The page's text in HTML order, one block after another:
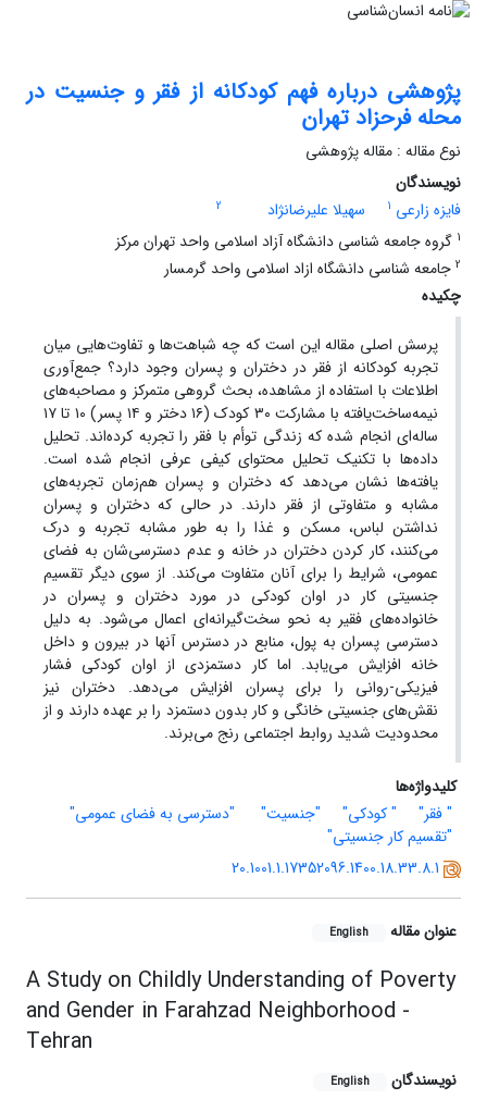
پژوهشی درباره فهم کودکانه از فقر و جنسیت در
محله فرحزاد تهران
نوع مقاله : مقاله پژوهشی
نویسندگان
فایزه زارعی 1 سهیلا علیرضانژاد
2
1 گروه جامعه شناسی دانشگاه آزاد اسلامی واحد تهران مرکز
2 جامعه شناسی دانشگاه ازاد اسلامی واحد گرمسار
چکیده
پرسش اصلی مقاله این است که چه شباهت‌ها و تفاوت‌هایی میان
تجربه کودکانه از فقر در دختران و پسران وجود دارد؟ جمع‌آوری
اطلاعات با استفاده از مشاهده، بحث گروهی متمرکز و مصاحبه‌های
نیمه‌ساخت‌یافته با مشارکت ۳۰ کودک (۱۶ دختر و ۱۴ پسر) ۱۰ تا ۱۷
ساله‌ای انجام شده که زندگی توأم با فقر را تجربه کرده‌اند. تحلیل
داده‌ها با تکنیک تحلیل محتوای کیفی عرفی انجام شده ‌است.
یافته‌ها نشان می‌دهد که دختران و پسران هم‌زمان تجربه‌‌های
مشابه و متفاوتی از فقر دارند. در حالی که دختران و پسران
نداشتن لباس، مسکن و غذا را به طور مشابه تجربه و درک
می‌کنند، کار کردن دختران در خانه و عدم دسترسی‌شان به فضای
عمومی، شرایط را برای آنان متفاوت می‌کند. از سوی دیگر تقسیم
جنسیتی کار در اوان کودکی در مورد دختران و پسران در
خانواده‌های فقیر به نحو سخت‌گیرانه‌ای اعمال می‌شود. به دلیل
دسترسی پسران به پول، منابع در دسترس آنها در بیرون و داخل
خانه افزایش می‌یابد. اما کار دستمزدی از اوان کودکی فشار
فیزیکی-روانی را برای پسران افزایش می‌دهد. دختران نیز
نقش‌های جنسیتی خانگی و کار بدون دستمزد را بر عهده دارند و از
محدودیت شدید روابط اجتماعی رنج می‌برند.
کلیدواژه‌ها
" فقر"
" کودکی" "جنسیت"
‌ "دسترسی به فضای عمومی"
"تقسیم کار جنسیتی"
20.1001.1.17352096.1400.18.33.8.1
عنوان مقاله English
A Study on Childly Understanding of Poverty
and Gender in Farahzad Neighborhood -
Tehran
نویسندگان English